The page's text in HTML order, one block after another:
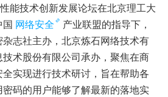
能技术创新发展论坛在北京理工大
国 网络安全
产业联盟的指导下，
志社主办，北京炼石网络技术有
术股份有限公司承办，聚焦在商
实现进行技术研讨，旨在帮助各
码的用户能够了解最新的落地实